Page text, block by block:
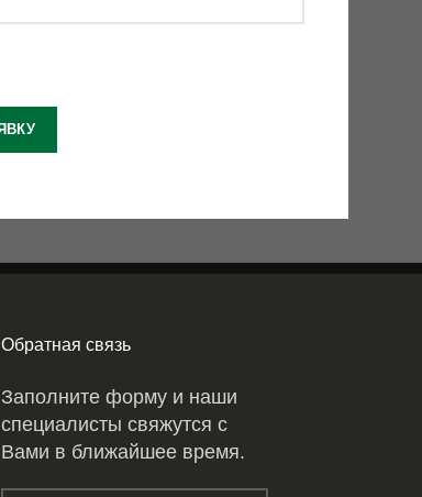
Обратная связь
Заполните форму и наши
специалисты свяжутся с
Вами в ближайшее время.